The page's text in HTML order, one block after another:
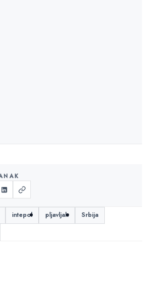
intepol pljavljak
Srbija